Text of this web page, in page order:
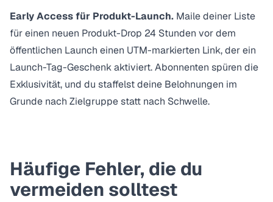
Early Access für Produkt-Launch. Maile deiner Liste
für einen neuen Produkt-Drop 24 Stunden vor dem
öffentlichen Launch einen UTM-markierten Link, der ein
Launch-Tag-Geschenk aktiviert. Abonnenten spüren die
Exklusivität, und du staffelst deine Belohnungen im
Grunde nach Zielgruppe statt nach Schwelle.
Häufige Fehler, die du
vermeiden solltest